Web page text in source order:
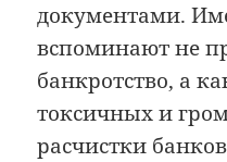
документами.
вспоминают не
банкротство, а
токсичных и
расчистки